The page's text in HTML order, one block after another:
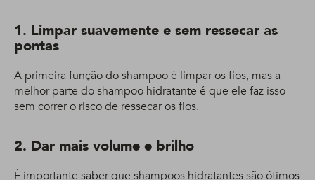
1. Limpar suavemente e sem ressecar as
pontas
A primeira função do shampoo é limpar os fios, mas a
melhor parte do shampoo hidratante é que ele faz isso
sem correr o risco de ressecar os fios.
2. Dar mais volume e brilho
É importante saber que shampoos hidratantes são ótimos